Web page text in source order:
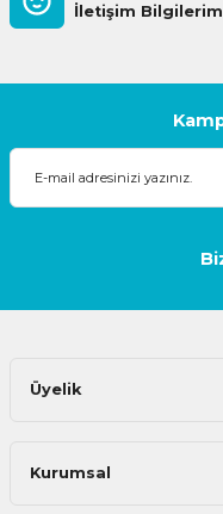
İletişim
Üyelik
Kurumsal